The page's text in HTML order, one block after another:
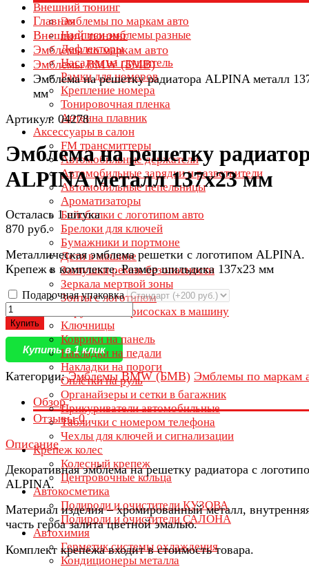
Внешний тюнинг
Эмблемы по маркам авто
Надписи эмблемы разные
Дефлекторы
Насадки на глушитель
Рамки для номеров
Крепление номера
Тонировочная пленка
Антенна плавник
Аксессуары в салон
FM трансмиттеры
Автомобильные держатели
Автомобильные зарядки и разветвители
Автомобильные пепельницы
Ароматизаторы
Бейсболки с логотипом авто
Брелоки для ключей
Бумажники и портмоне
Дети в машине
Заглушки ремня безопасности
Зеркала мертвой зоны
Зонты с логотипом
Игрушки на присосках в машину
Ключницы
Коврики на панель
Накладки на педали
Накладки на пороги
Оплётки на руль
Органайзеры и сетки в багажник
Прикуриватели автомобильные
Таблички с номером телефона
Чехлы для ключей и сигнализации
Крепеж колес
Колесный крепеж
Центровочные кольца
Автокосметика
Полироли и очистители КУЗОВА
Полироли и очистители САЛОНА
Автохимия
Герметик системы охлаждения
Кондиционеры металла
Главная
Внешний тюнинг
Эмблемы по маркам авто
Эмблемы BMW (БМВ)
Эмблема на решетку радиатора ALPINA металл
мм
Артикул: 04278
Эмблема на решетку
ALPINA металл 137х23 мм
Осталась 1 штука
870 руб.
Металлическая эмблема решетки с логотипом ALPINA.
Крепеж в комплекте. Размер шильдика 137х23 мм
Подарочная упаковка
Купить
Купить в 1 клик
Категории:Эмблемы BMW (БМВ) Эмблемы по маркам
Обзор
Отзывы0
Описание
Декоративная эмблема на решетку радиатора с
ALPINA.
Материал изделия – хромированный металл,
часть герба залита цветной эмалью.
Комплект крепежа входит в стоимость товара.